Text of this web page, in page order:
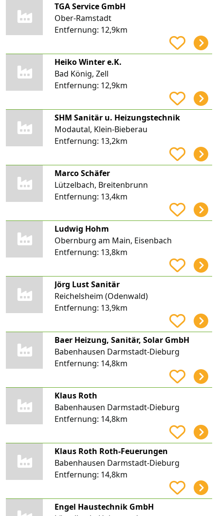
TGA Service GmbH
Ober-Ramstadt
Entfernung: 12,9km
Heiko Winter e.K.
Bad König, Zell
Entfernung: 12,9km
SHM Sanitär u. Heizungstechnik
Modautal, Klein-Bieberau
Entfernung: 13,2km
Marco Schäfer
Lützelbach, Breitenbrunn
Entfernung: 13,4km
Ludwig Hohm
Obernburg am Main, Eisenbach
Entfernung: 13,8km
Jörg Lust Sanitär
Reichelsheim (Odenwald)
Entfernung: 13,9km
Baer Heizung, Sanitär, Solar GmbH
Babenhausen Darmstadt-Dieburg
Entfernung: 14,8km
Klaus Roth
Babenhausen Darmstadt-Dieburg
Entfernung: 14,8km
Klaus Roth Roth-Feuerungen
Babenhausen Darmstadt-Dieburg
Entfernung: 14,8km
Engel Haustechnik GmbH